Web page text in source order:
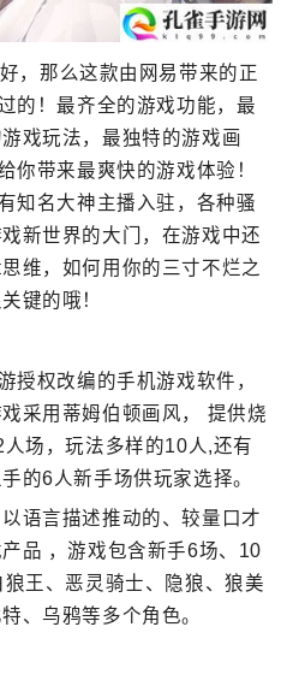
，那么这款由网易带来的正
的！最齐全的游戏功能，最
戏玩法，最独特的游戏画
你带来最爽快的游戏体验！
知名大神主播入驻，各种骚
新世界的大门，在游戏中还
维，如何用你的三寸不烂之
键的哦！
授权改编的手机游戏软件，
采用蒂姆伯顿画风， 提供烧
场，玩法多样的10人,还有
的6人新手场供玩家选择。
语言描述推动的、较量口才
品 ，游戏包含新手6场、10
王、恶灵骑士、隐狼、狼美
、乌鸦等多个角色。